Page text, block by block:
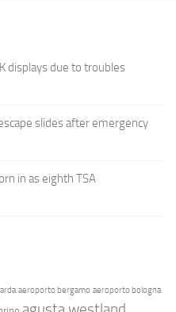
displays due to troubles
slides after emergency
in as eighth TSA
aeroporto bergamo aeroporto bologna